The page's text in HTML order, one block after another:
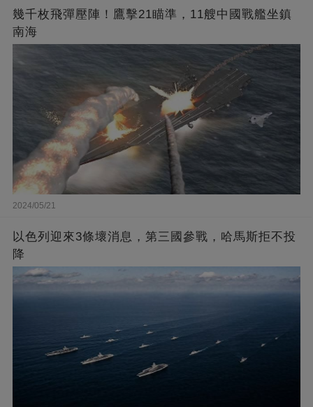
幾千枚飛彈壓陣！鷹擊21瞄準，11艘中國戰艦坐鎮
南海
2024/05/21
以色列迎來3條壞消息，第三國參戰，哈馬斯拒不投
降